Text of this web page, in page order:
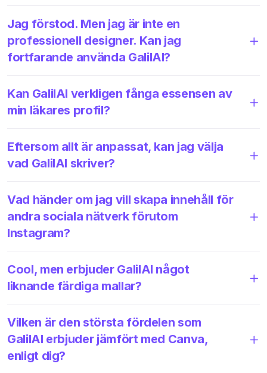
Jag förstod. Men jag är inte en
professionell designer. Kan jag
fortfarande använda GalilAI?
Kan GalilAI verkligen fånga essensen av
min läkares profil?
Eftersom allt är anpassat, kan jag välja
vad GalilAI skriver?
Vad händer om jag vill skapa innehåll för
andra sociala nätverk förutom
Instagram?
Cool, men erbjuder GalilAI något
liknande färdiga mallar?
Vilken är den största fördelen som
GalilAI erbjuder jämfört med Canva,
enligt dig?